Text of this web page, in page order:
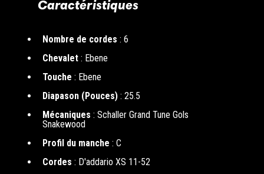
Caractéristiques
Nombre de cordes : 6
Chevalet : Ebene
Touche : Ebene
Diapason (Pouces) : 25.5
Mécaniques : Schaller Grand Tune Gols
Snakewood
Profil du manche : C
Cordes : D'addario XS 11-52